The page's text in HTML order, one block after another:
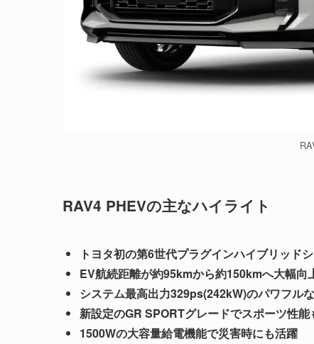
RAV4 PHEVの主なハイライト
トヨタ初の第6世代プラグインハイブリッド
EV航続距離が約95kmから約150kmへ大幅向
システム最高出力329ps(242kW)のパワフル
新設定のGR SPORTグレードでスポーツ性能
1500Wの大容量給電機能で災害時にも活躍